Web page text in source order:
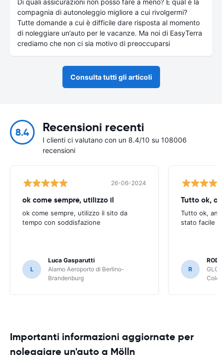
Di quali assicurazioni non posso fare a meno? E qual è la
compagnia di autonoleggio migliore a cui rivolgermi?
Tutte domande a cui è difficile dare risposta al momento
di noleggiare un’auto per le vacanze. Ma noi di EasyTerra
crediamo che non ci sia motivo di preoccuparsi
Consulta tutti gli articoli
8.4 Recensioni recenti
I clienti ci valutano con un 8.4/10 su 108006
recensioni
26-06-2024
ok come sempre, utilizzo il
ok come sempre, utilizzo il sito da
tempo con soddisfazione
L
Luca Gasparutti
Alamo Aeroporto di Berlino-
Brandenburg
Tutto ok,
Tutto ok,
stato facile
R
Importanti informazioni aggiornate per
noleggiare un'auto a Mölln